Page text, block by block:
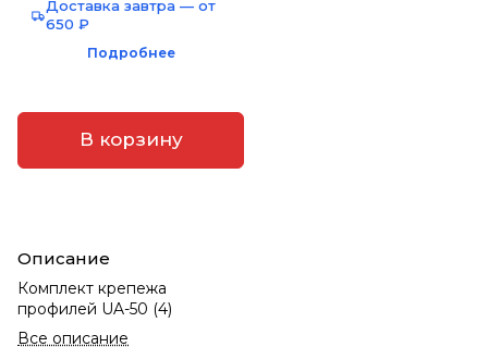
Доставка завтра — от
650 ₽
Подробнее
В корзину
Описание
Комплект крепежа
профилей UA-50 (4)
Все описание